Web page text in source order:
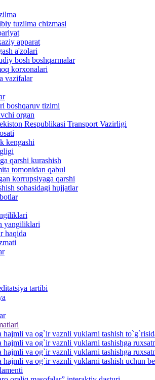
tuzilma chizmasi
apparat
a'zolari
bosh boshqarmalar
korxonalari
vazifalar
boshqaruv tizimi
organ
Respublikasi Transport Vazirligi
kengashi
qarshi kurashish
tomonidan qabul
korrupsiyaga qarshi
sohasidagi hujjatlar
yangiliklari
haqida
tartibi
hajmli va og`ir vaznli yuklarni tashish
hajmli va og`ir vaznli yuklarni tashishga
hajmli va og`ir vaznli yuklarni tashishga
hajmli va og`ir vaznli yuklarni tashish uchun